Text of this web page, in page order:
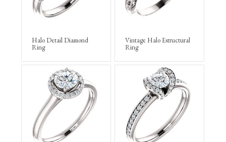
Halo Detail Diamond
Ring
Vintage Halo Estructural
Ring